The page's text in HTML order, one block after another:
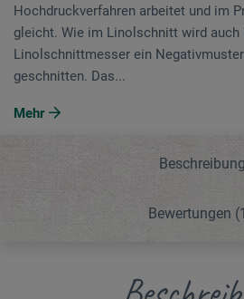
Hochdruckverfahren arbeitet und im
gleicht. Wie im Linolschnitt wird auch
Linolschnittmesser ein
geschnitten. Das...
Mehr
Beschreibung
Bewertungen